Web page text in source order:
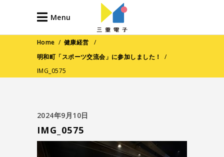
Menu
Home / 健康経営
/
明和町「スポーツ交流会」に参加しました！
/
IMG_0575
2024年9月10日
IMG_0575